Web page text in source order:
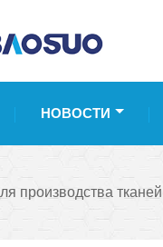
НОВОСТИ
производства